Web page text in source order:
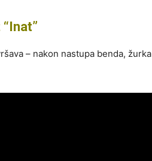
– nakon nastupa benda, žurka